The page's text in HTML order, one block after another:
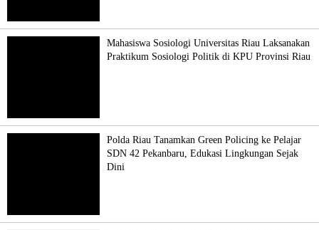
Mahasiswa Sosiologi Universitas Riau Laksanakan
Praktikum Sosiologi Politik di KPU Provinsi Riau
Polda Riau Tanamkan Green Policing ke Pelajar
SDN 42 Pekanbaru, Edukasi Lingkungan Sejak
Dini